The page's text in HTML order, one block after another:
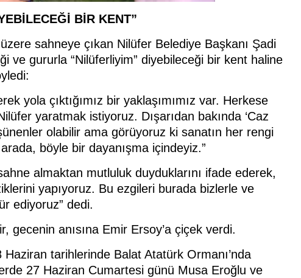
BİR KENT”
sahneye çıkan Nilüfer Belediye Başkanı Şadi
ve gururla “Nilüferliyim” diyebileceği bir kent haline
yola çıktığımız bir yaklaşımımız var. Herkese
yaratmak istiyoruz. Dışarıdan bakında ‘Caz
olabilir ama görüyoruz ki sanatın her rengi
böyle bir dayanışma içindeyiz.”
almaktan mutluluk duyduklarını ifade ederek,
yapıyoruz. Bu ezgileri burada bizlerle ve
ediyoruz” dedi.
gecenin anısına Emir Ersoy’a çiçek verdi.
tarihlerinde Balat Atatürk Ormanı’nda
27 Haziran Cumartesi günü Musa Eroğlu ve